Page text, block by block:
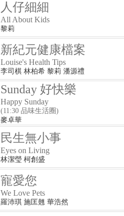
人仔細細
All About Kids
黎莉
新紀元健康檔案
Louise's Health Tips
李司棋 林柏希 黎莉 潘源禮
Sunday 好快樂
Happy Sunday
(11:30 品味生活圈)
麥卓華
民生無小事
Eyes on Living
林潔瑩 柯創盛
寵愛您
We Love Pets
羅沛琪 施匡翹 華浩然